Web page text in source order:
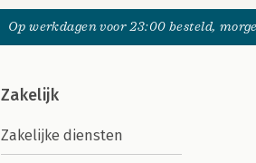
Op werkdagen voor 23:00 besteld,
Zakelijk
Zakelijke diensten